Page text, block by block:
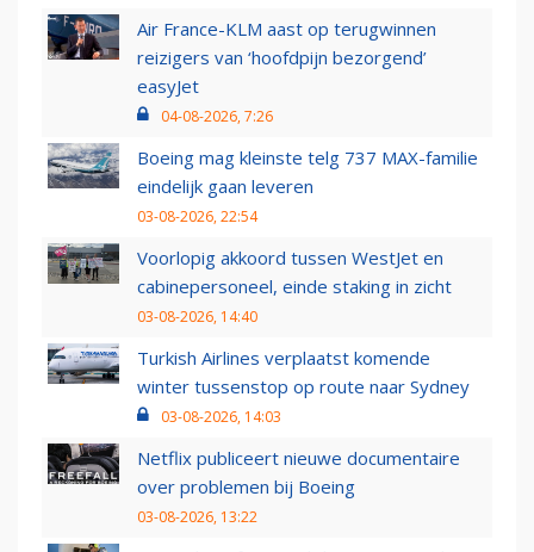
Air France-KLM aast op terugwinnen
reizigers van ‘hoofdpijn bezorgend’
easyJet
04-08-2026, 7:26
Boeing mag kleinste telg 737 MAX-familie
eindelijk gaan leveren
03-08-2026, 22:54
Voorlopig akkoord tussen WestJet en
cabinepersoneel, einde staking in zicht
03-08-2026, 14:40
Turkish Airlines verplaatst komende
winter tussenstop op route naar Sydney
03-08-2026, 14:03
Netflix publiceert nieuwe documentaire
over problemen bij Boeing
03-08-2026, 13:22